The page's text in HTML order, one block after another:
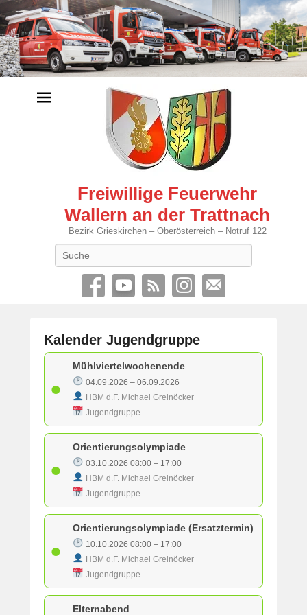
Freiwillige Feuerwehr
Wallern an der Trattnach
Bezirk Grieskirchen – Oberösterreich – Notruf 122
Kalender Jugendgruppe
G
s
t
1
b
r
●
Mühlviertelwochenende
04.09.2026 – 06.09.2026
HBM d.F. Michael Greinöcker
Jugendgruppe
●
Orientierungsolympiade
03.10.2026 08:00 – 17:00
HBM d.F. Michael Greinöcker
Jugendgruppe
●
Orientierungsolympiade (Ersatztermin)
10.10.2026 08:00 – 17:00
HBM d.F. Michael Greinöcker
Jugendgruppe
Elternabend